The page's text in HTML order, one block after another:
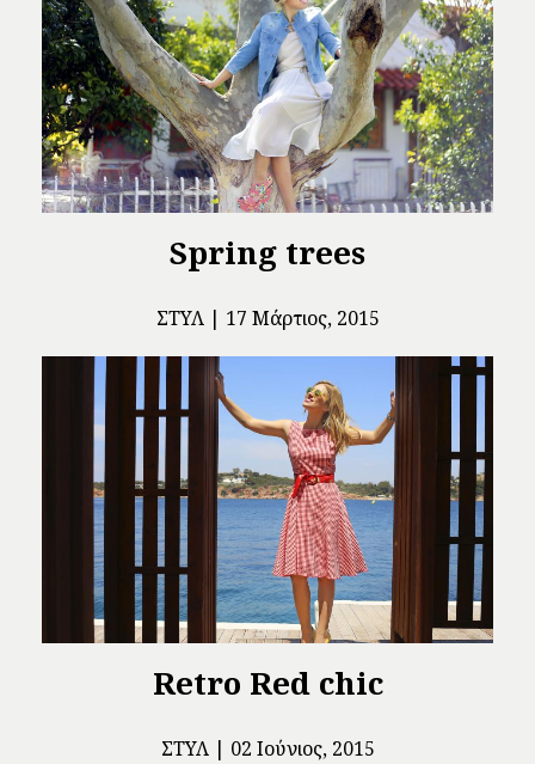
Spring trees
ΣΤΥΛ 17 Μάρτιος, 2015
Retro Red chic
ΣΤΥΛ 02 Ιούνιος, 2015